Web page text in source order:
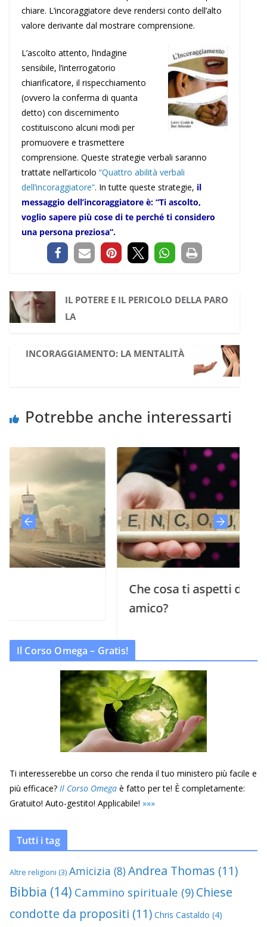
chiare. L’incoraggiatore deve rendersi conto dell’alto
valore derivante dal mostrare comprensione.
L’ascolto attento, l’indagine
sensibile, l’interrogatorio
chiarificatore, il rispecchiamento
(ovvero la conferma di quanta
detto) con discernimento
costituiscono alcuni modi per
promuovere e trasmettere
comprensione. Queste strategie verbali saranno
trattate nell’articolo “Quattro abilità verbali
dell’incoraggiatore”. In tutte queste strategie, il
messaggio dell’incoraggiatore è: “Ti ascolto,
voglio sapere più cose di te perché ti considero
una persona preziosa”.
IL POTERE E IL PERICOLO DELLA PARO
LA
INCORAGGIAMENTO: LA MENTALITÀ
Potrebbe anche interessarti
Che cosa ti aspetti da un buon
Il Corso Omega – Gratis!
Ti interesserebbe un corso che renda il tuo ministero più facile e
più efficace? Il Corso Omega è fatto per te! È completamente:
Gratuito! Auto-gestito! Applicabile! »»»
Tutti i tag
Altre religioni (3) Amicizia (8)Andrea Thomas (11)
Bibbia (14) Cammino spirituale (9) Chiese
condotte da propositi (11) Chris Castaldo (4)